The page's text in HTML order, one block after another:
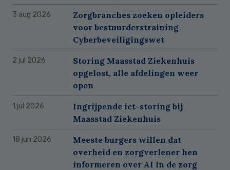
3 aug 2026
Zorgbranches zoeken opleiders
voor bestuurderstraining
Cyberbeveiligingswet
2 jul 2026
Storing Maasstad Ziekenhuis
opgelost, alle afdelingen weer
open
1 jul 2026
Ingrijpende ict-storing bij
Maasstad Ziekenhuis
18 jun 2026
Meeste burgers willen dat
overheid en zorgverlener hen
informeren over AI in de zorg